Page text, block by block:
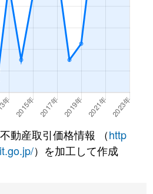
動産取引価格情報 （http
）を加工して作成